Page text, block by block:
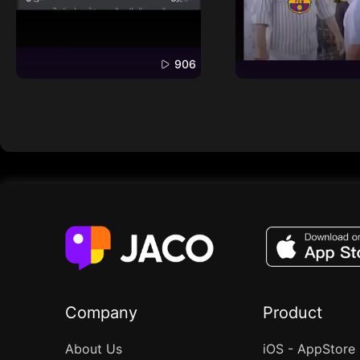
906
Company
About Us
Product
iOS - AppStore